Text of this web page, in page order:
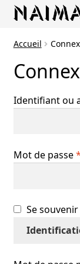
Accueil
Identifiant ou
Mot de passe*
Se
Panneau de